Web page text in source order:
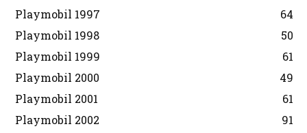
Playmobil 1997
64
Playmobil 1998
50
Playmobil 1999
61
Playmobil 2000
49
Playmobil 2001
61
Playmobil 2002
91